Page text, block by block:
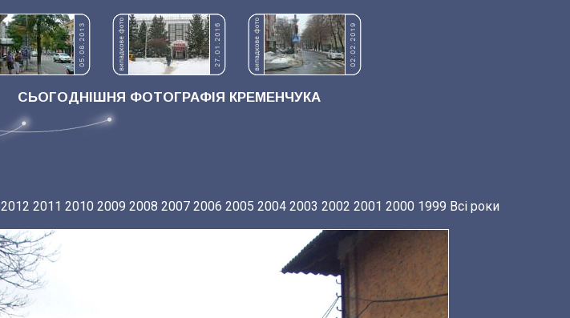
СЬОГОДНІШНЯ ФОТОГРАФІЯ КРЕМЕНЧУКА
2012 2011 2010 2009 2008 2007 2006 2005 2004 2003 2002 2001 2000 1999 Всі роки